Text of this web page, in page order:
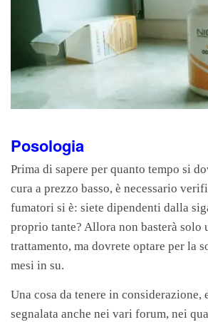
Posologia
Prima di sapere per quanto tempo si
cura a prezzo basso, è necessario
fumatori si è: siete dipendenti dalla
proprio tante? Allora non basterà solo
trattamento, ma dovrete optare per la
mesi in su.
Una cosa da tenere in considerazione,
segnalata anche nei vari forum, nei